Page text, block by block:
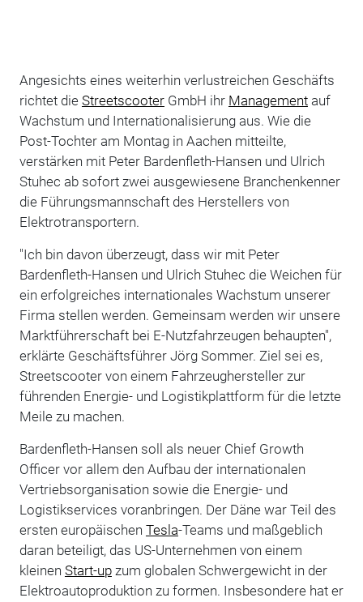
Angesichts eines weiterhin verlustreichen Geschäfts
richtet die StreetscooterGmbH ihr Managementauf
Wachstum und Internationalisierung aus. Wie die
Post-Tochter am Montag in Aachen mitteilte,
verstärken mit Peter Bardenfleth-Hansen und Ulrich
Stuhec ab sofort zwei ausgewiesene Branchenkenner
die Führungsmannschaft des Herstellers von
Elektrotransportern.
"Ich bin davon überzeugt, dass wir mit Peter
Bardenfleth-Hansen und Ulrich Stuhec die Weichen für
ein erfolgreiches internationales Wachstum unserer
Firma stellen werden. Gemeinsam werden wir unsere
Marktführerschaft bei E-Nutzfahrzeugen behaupten",
erklärte Geschäftsführer Jörg Sommer. Ziel sei es,
Streetscooter von einem Fahrzeughersteller zur
führenden Energie- und Logistikplattform für die letzte
Meile zu machen.
Bardenfleth-Hansen soll als neuer Chief Growth
Officer vor allem den Aufbau der internationalen
Vertriebsorganisation sowie die Energie- und
Logistikservices voranbringen. Der Däne war Teil des
ersten europäischen Tesla-Teams und maßgeblich
daran beteiligt, das US-Unternehmen von einem
kleinen Start-upzum globalen Schwergewicht in der
Elektroautoproduktion zu formen. Insbesondere hat er